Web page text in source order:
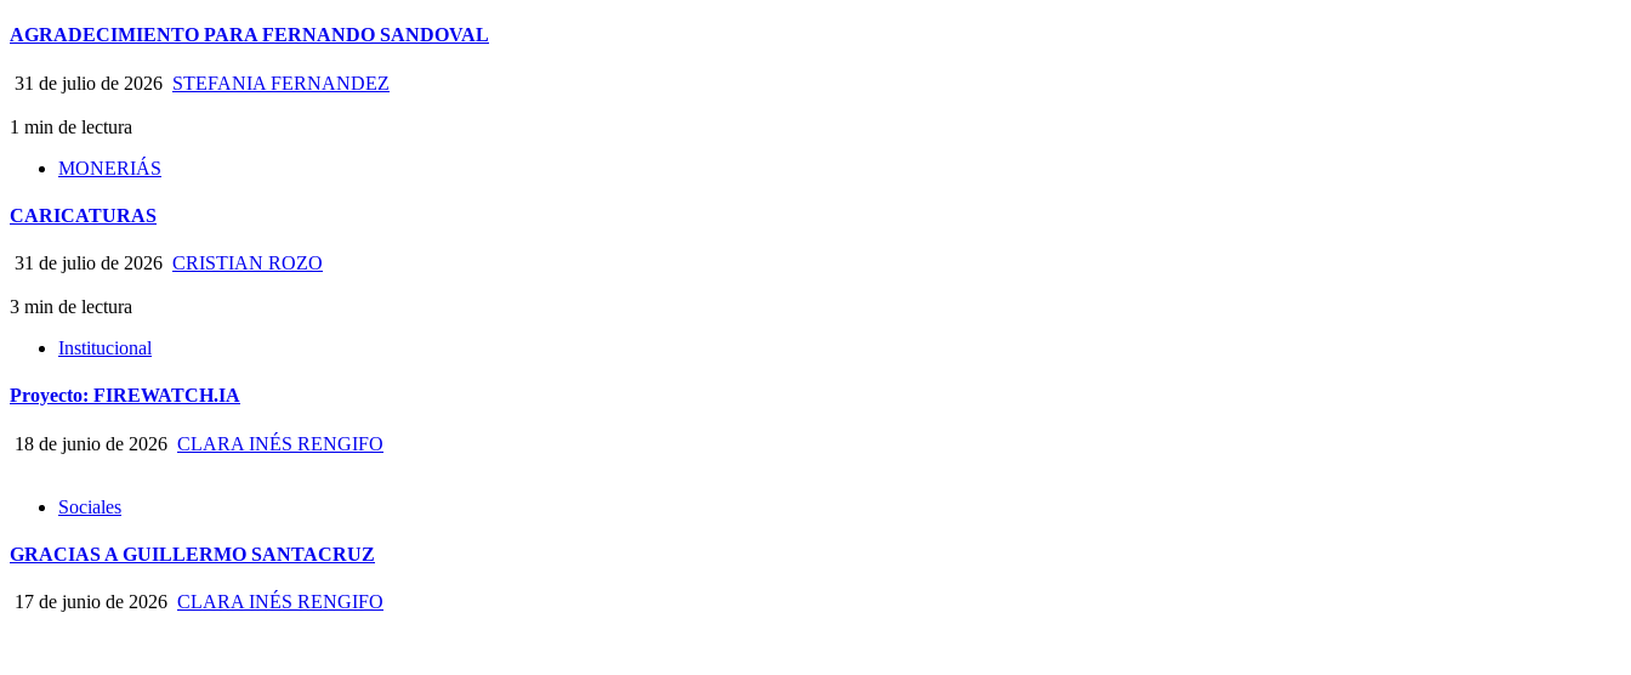
AGRADECIMIENTO PARA FERNANDO SANDOVAL
31 de julio de 2026 STEFANIA FERNANDEZ
1 min de lectura
MONERIÁS
CARICATURAS
31 de julio de 2026 CRISTIAN ROZO
3 min de lectura
Institucional
Proyecto: FIREWATCH.IA
18 de junio de 2026 CLARA INÉS RENGIFO
Sociales
GRACIAS A GUILLERMO SANTACRUZ
17 de junio de 2026 CLARA INÉS RENGIFO